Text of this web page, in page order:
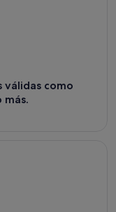
válidas como
más.